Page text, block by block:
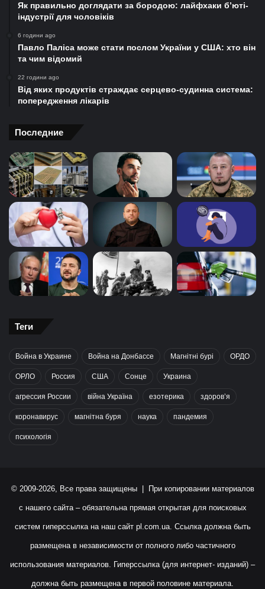
Як правильно доглядати за бородою: лайфхаки б’юті-
індустрії для чоловіків
6 години ago
Павло Паліса може стати послом України у США: хто він
та чим відомий
22 години ago
Від яких продуктів страждає серцево-судинна система:
попередження лікарів
Последние
Теги
Война в Украине Война на Донбассе Магнітні бурі ОРДО
ОРЛО Россия США Сонце Украина
агрессия России війна Україна езотерика здоров’я
коронавирус магнітна буря наука пандемия
психологія
© 2009-2026, Все права защищены | При копировании материалов
с нашего сайта – обязательна прямая открытая для поисковых
систем гиперссылка на наш сайт pl.com.ua. Ссылка должна быть
размещена в независимости от полного либо частичного
использования материалов. Гиперссылка (для интернет- изданий) –
должна быть размещена в первой половине материала.